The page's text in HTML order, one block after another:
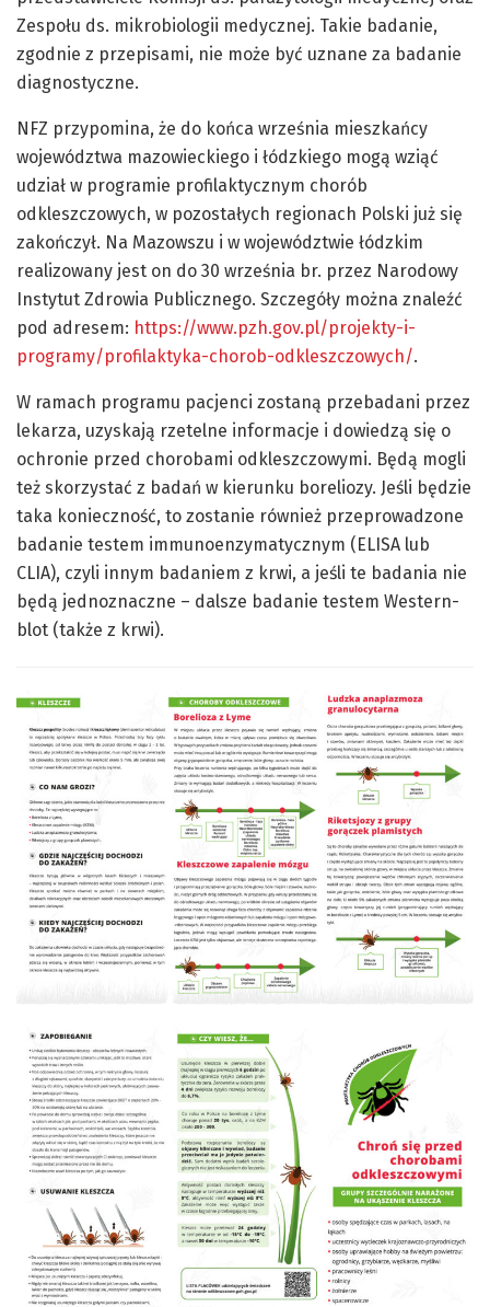
Zespołu ds. mikrobiologii medycznej. Takie badanie,
zgodnie z przepisami, nie może być uznane za badanie
diagnostyczne.
NFZ przypomina, że do końca września mieszkańcy
województwa mazowieckiego i łódzkiego mogą wziąć
udział w programie profilaktycznym chorób
odkleszczowych, w pozostałych regionach Polski już się
zakończył. Na Mazowszu i w województwie łódzkim
realizowany jest on do 30 września br. przez Narodowy
Instytut Zdrowia Publicznego. Szczegóły można znaleźć
pod adresem: https://www.pzh.gov.pl/projekty-i-
programy/profilaktyka-chorob-odkleszczowych/.
W ramach programu pacjenci zostaną przebadani przez
lekarza, uzyskają rzetelne informacje i dowiedzą się o
ochronie przed chorobami odkleszczowymi. Będą mogli
też skorzystać z badań w kierunku boreliozy. Jeśli będzie
taka konieczność, to zostanie również przeprowadzone
badanie testem immunoenzymatycznym (ELISA lub
CLIA), czyli innym badaniem z krwi, a jeśli te badania nie
będą jednoznaczne – dalsze badanie testem Western-
blot (także z krwi).